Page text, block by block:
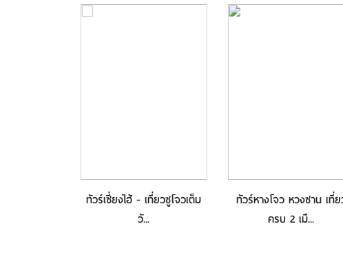
ทัวร์เซี่ยงไฮ้ - เที่ยวซูโจวเต็ม
วั...
ทัวร์หางโจว หวงซาน เที่
ครบ 2 เมื...